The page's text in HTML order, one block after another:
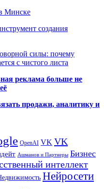
Минске
создания
силы: почему
с чистого листа
реклама больше не
продажи, аналитику и
OpenAI VK VK
Ашманов и Партнеры Бизнес
интеллект
Нейросети